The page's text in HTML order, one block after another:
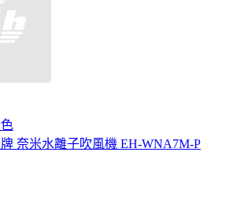
牌 奈米水離子吹風機 EH-WNA7M-P